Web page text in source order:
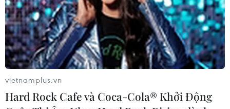
vietnamplus.vn
Hard Rock Cafe và Coca-Cola® Khởi Động